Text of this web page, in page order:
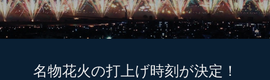
名物花火の打上げ時刻が決定！